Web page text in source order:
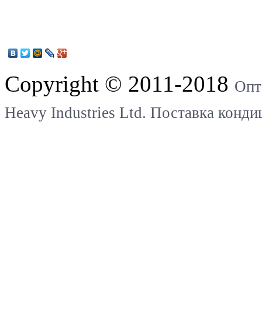
Copyright © 2011-2018
Heavy Industries Ltd. Поставка